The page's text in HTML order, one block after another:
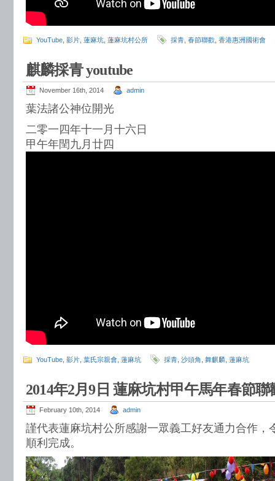
YouTube 影片 蓮麻坑 蓮麻坑村公所 採青 春節聯歡 香港惠洲國術會
麒麟採青 youtube
November 16th, 2014 admin
葉法諸公神位開光
二零一四年十一月十六日
甲午年閏九月廿四
YouTube 影片 葉氏宗親會 蓮麻坑 採青 沙頭角 舞麒麟 蓮麻坑
2014年2月9日 蓮麻坑村甲午馬年春節聯
February 10th, 2014 admin
謹代表蓮麻坑村公所感謝一眾義工好友通力合作，
順利完成。